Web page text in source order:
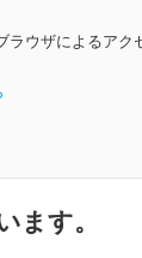
ウザによるアク
ます。